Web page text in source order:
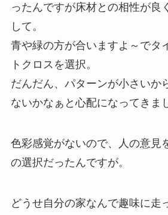
ったんですが床材との相性が良
して。
青や緑の方が合いますよ～でタ
トクロスを選択。
だんだん、パターンが小さいか
ないかなぁと心配になってきま
色彩感覚がないので、人の意見
の選択だったんですが。
どうせ自分の家なんで趣味に走